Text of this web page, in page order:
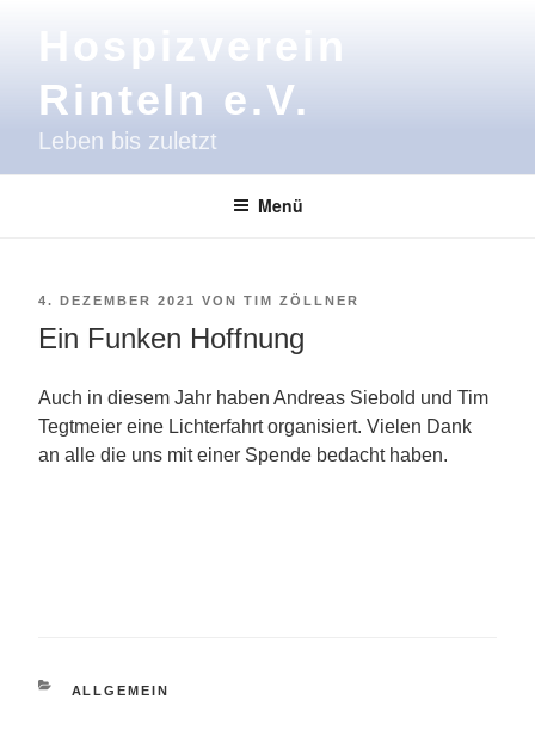
Hospizverein
Rinteln e.V.
Leben bis zuletzt
Menü
VERÖFFENTLICHT
AM
4. DEZEMBER 2021 VON TIM ZÖLLNER
Ein Funken Hoffnung
Auch in diesem Jahr haben Andreas Siebold und Tim
Tegtmeier eine Lichterfahrt organisiert. Vielen Dank
an alle die uns mit einer Spende bedacht haben.
KATEGORIEN
ALLGEMEIN